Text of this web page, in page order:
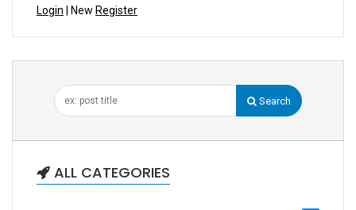
Login | New Register
Search
ALL CATEGORIES